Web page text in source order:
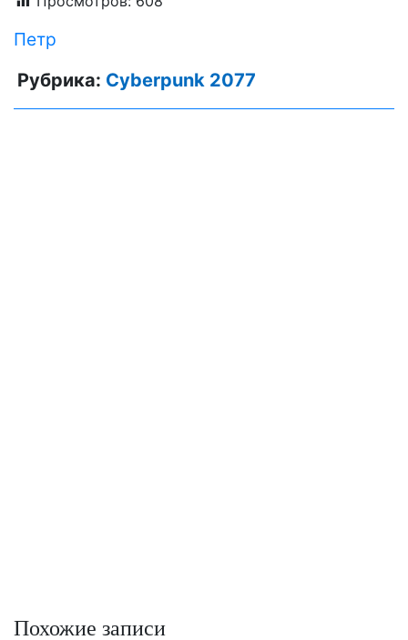
Петр
Рубрика: Cyberpunk 2077
Похожие записи